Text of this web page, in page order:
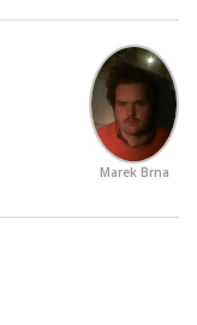
Marek Brna